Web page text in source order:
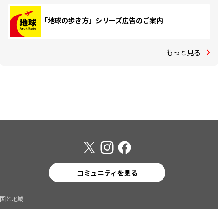
「地球の歩き方」シリーズ広告のご案内
もっと見る
コミュニティを見る
国と地域